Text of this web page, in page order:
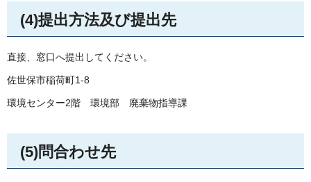
(4)提出方法及び提出先
直接、窓口へ提出してください。
佐世保市稲荷町1-8
環境センター2階 環境部 廃棄物指導課
(5)問合わせ先